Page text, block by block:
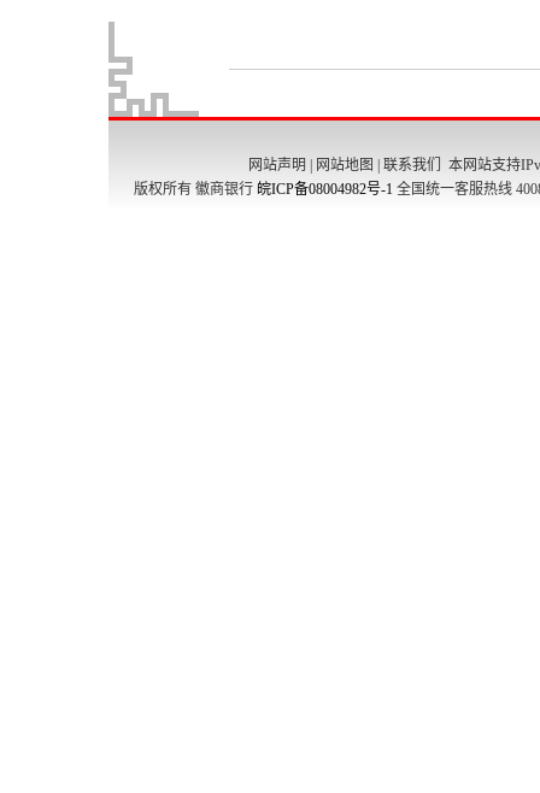
网站声明 网站地图 联系我们
本网站支持
版权所有 徽商银行 皖ICP备08004982号-1 全国统一客服热线